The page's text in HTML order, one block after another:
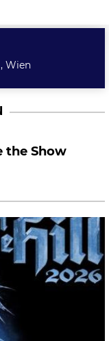
, Wien
the Show